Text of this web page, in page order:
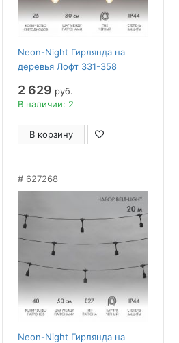
Neon-Night Гирлянда на
деревья Лофт 331-358
2 629 руб.
В наличии: 2
В корзину
627268
Neon-Night Гирлянда на